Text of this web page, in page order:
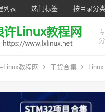
列表 热门标签 按目录分类
Linux教程网 干货合集